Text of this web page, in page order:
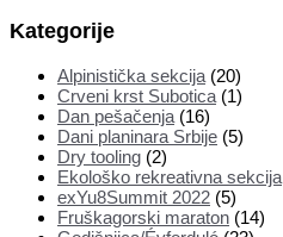
Kategorije
Alpinistička sekcija (20)
Crveni krst Subotica (1)
Dan pešačenja (16)
Dani planinara Srbije (5)
Dry tooling (2)
Ekološko rekreativna sekcija
exYu8Summit 2022 (5)
Fruškagorski maraton (14)